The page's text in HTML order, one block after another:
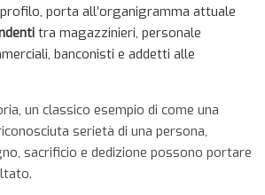
porta all’organigramma attuale
tra magazzinieri, personale
banconisti e addetti alle
un classico esempio di come una
serietà di una persona,
sacrificio e dedizione possono portare